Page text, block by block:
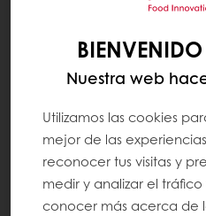
MARCONA 70%
Nuestra web
Utilizamos las cookies
mejor de las
reconocer tus visitas y
medir y analizar el tráfico
conocer más acerca de